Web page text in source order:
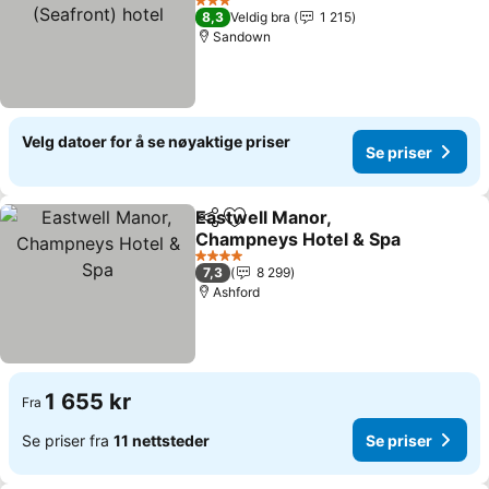
Se priser
3 Stjerner
8,3 Veldig bra
1 215
Sandown
Velg datoer for å se nøyaktige priser
Se priser
Del Legg til i favoritter
Eastwell Manor,
Champneys Hotel & Spa
Se priser
4 Stjerner
7,3
8 299
Ashford
Fra 1 655 kr
Se priser fra 11 nettsteder Se priser